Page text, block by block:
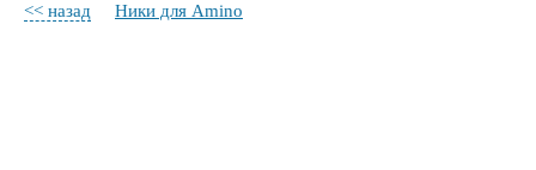
<< назад Ники для Amino